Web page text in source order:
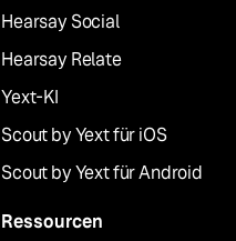
Hearsay Social
Hearsay Relate
Yext-KI
Scout by Yext für iOS
Scout by Yext für Android
Ressourcen